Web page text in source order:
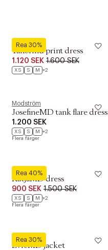
Rea 30%
Modström
Tailormd print dress
1.120 SEK 1.600 SEK
XS S M +2
Modström
JosefineMD tank flare dress
1.200 SEK
XS S M
+2
Flera färger
Rea 40%
Modström
KatjaMD dress
900 SEK 1.500 SEK
XS S M
+2
Flera färger
Rea 30%
Modström
EvieMD jacket